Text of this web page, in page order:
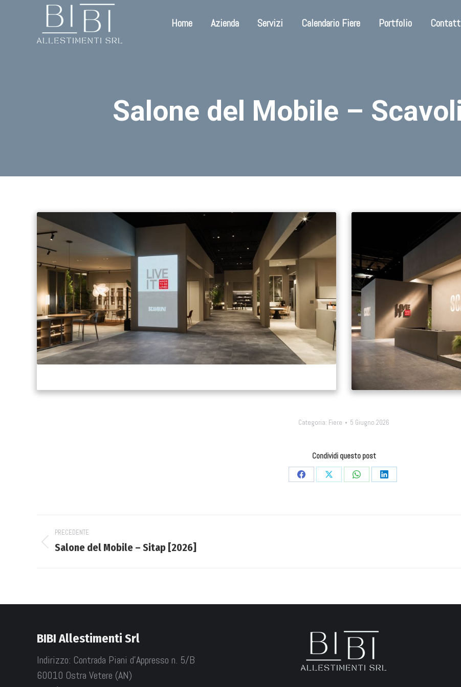
Home Azienda Servizi Calendario Fiere Portfolio
Salone del Mobile –
Categoria: Fiere 5 Giugno 2026
Condividi questo post
CondividiCondividiCondividiCondividi
Project
navigation
PRECEDENTE
Previous
Salone del Mobile – Sitap [2026]
BIBI Allestimenti Srl
Indirizzo: Contrada Piani d'Appresso n. 5/B
60010 Ostra Vetere (AN)